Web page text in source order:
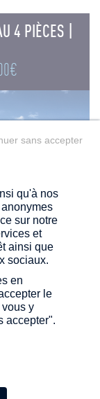
4 PIÈCES |
qu'à nos
sur notre
et
ainsi que
sociaux.
en
le
y
accepter".
sans accepter